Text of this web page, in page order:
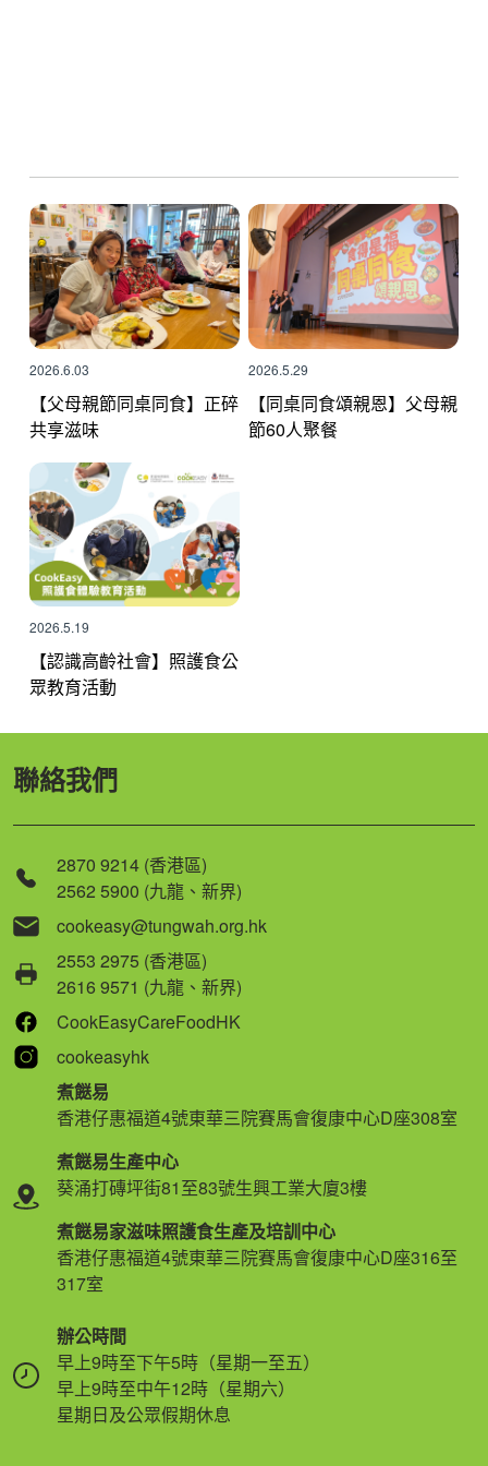
2026.6.03
【父母親節同桌同食】正碎
共享滋味
2026.5.29
【同桌同食頌親恩】父母親
節60人聚餐
2026.5.19
【認識高齡社會】照護食公
眾教育活動
聯絡我們
2870 9214 (香港區)
2562 5900 (九龍、新界)
cookeasy@tungwah.org.hk
2553 2975 (香港區)
2616 9571 (九龍、新界)
CookEasyCareFoodHK
cookeasyhk
煮餸易
香港仔惠福道4號東華三院賽馬會復康中心D座308室
煮餸易生產中心
葵涌打磚坪街81至83號生興工業大廈3樓
煮餸易家滋味照護食生產及培訓中心
香港仔惠福道4號東華三院賽馬會復康中心D座316至
317室
辦公時間
早上9時至下午5時（星期一至五）
早上9時至中午12時（星期六）
星期日及公眾假期休息